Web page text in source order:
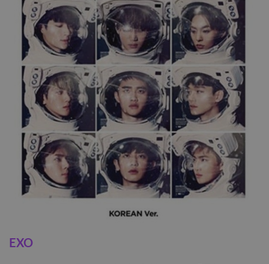
EXO